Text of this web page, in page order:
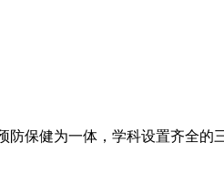
保健为一体，学科设置齐全的